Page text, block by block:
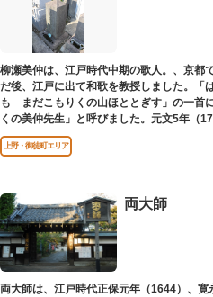
柳瀬美仲は、江戸時代中期の歌人。、京都
だ後、江戸に出て和歌を教授しました。
も まだこもりくの山ほととぎす」の一首
くの美仲先生」と呼びました。元文5年（
之墓」と刻まれた墓が教證寺（きょうしょ
上野・御徒町エリア
両大師
両大師は、江戸時代正保元年（1644）、